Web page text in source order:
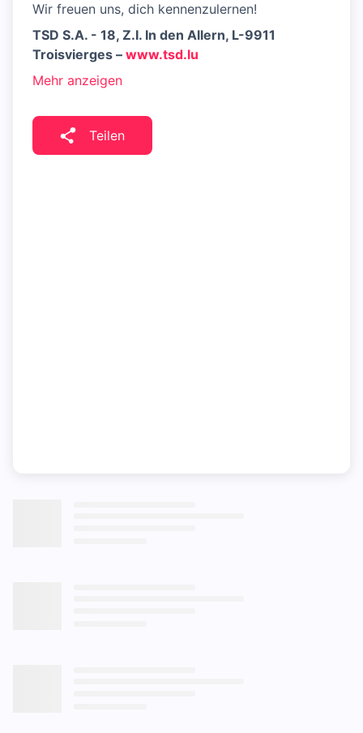
Wir freuen uns, dich kennenzulernen!
TSD S.A. - 18, Z.I. In den Allern, L-9911
Troisvierges – www.tsd.lu
Mehr anzeigen
Teilen